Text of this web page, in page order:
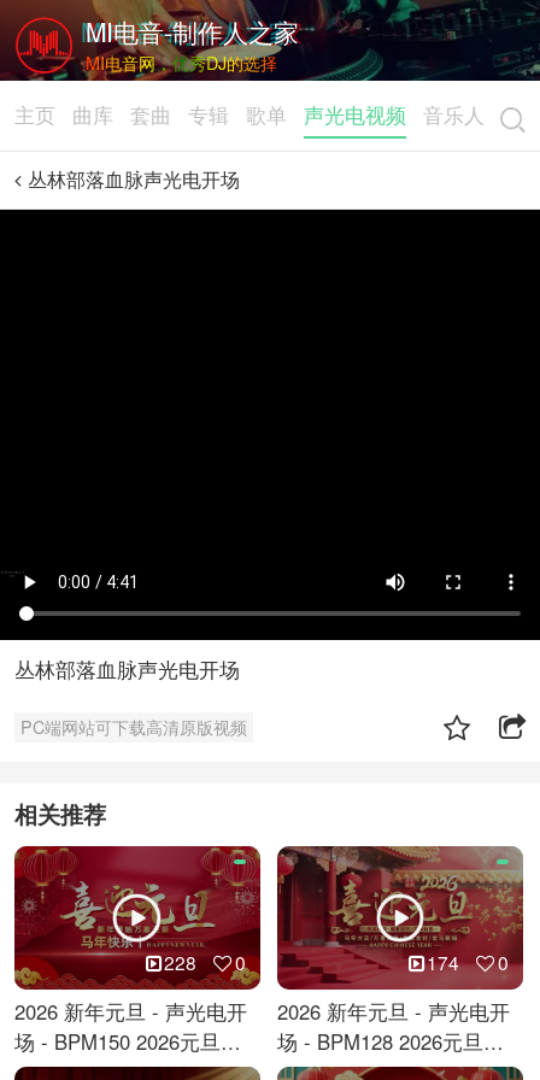
MI电音-制作人之家
MI电音网，优秀DJ的选择
主页 曲库 套曲 专辑 歌单 声光电视频 音乐人
丛林部落血脉声光电开场
丛林部落血脉声光电开场
PC端网站可下载高清原版视频
相关推荐
228 0
2026 新年元旦 - 声光电开
场 - BPM150 2026元旦跨
年倒计时
174 0
2026 新年元旦 - 声光电开
场 - BPM128 2026元旦马
年